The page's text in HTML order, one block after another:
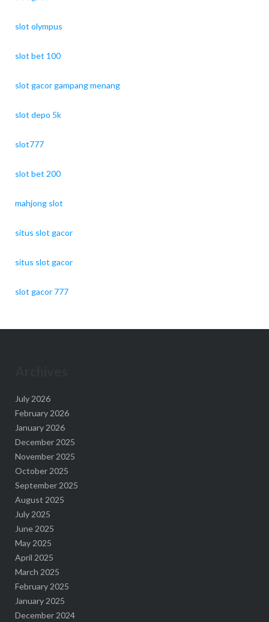
slot olympus
slot bet 100
slot gacor gampang menang
slot depo 5k
slot777
slot bet 200
mahjong slot
situs slot gacor
situs slot gacor
slot gacor 777
July 2026
February 2026
January 2026
December 2025
November 2025
October 2025
September 2025
August 2025
July 2025
June 2025
May 2025
April 2025
March 2025
February 2025
January 2025
December 2024